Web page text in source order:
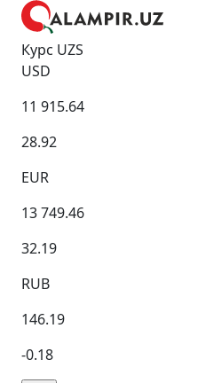
Курс UZS
USD
11 915.64
28.92
EUR
13 749.46
32.19
RUB
146.19
-0.18